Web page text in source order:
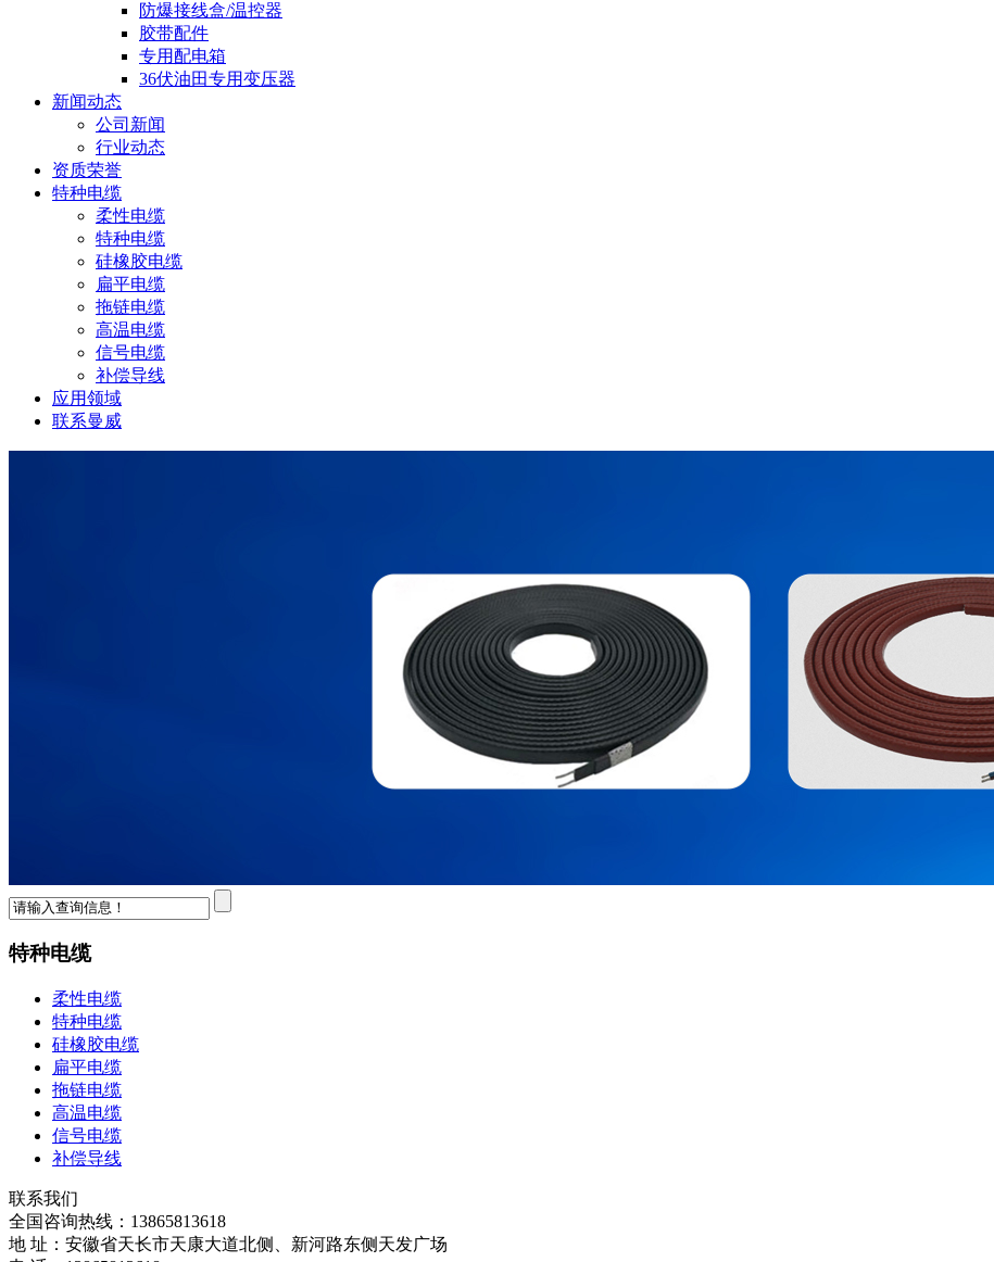
防爆接线盒/温控器
胶带配件
专用配电箱
36伏油田专用变压器
新闻动态
公司新闻
行业动态
资质荣誉
特种电缆
柔性电缆
特种电缆
硅橡胶电缆
扁平电缆
拖链电缆
高温电缆
信号电缆
补偿导线
应用领域
联系曼威
特种电缆
柔性电缆
特种电缆
硅橡胶电缆
扁平电缆
拖链电缆
高温电缆
信号电缆
补偿导线
联系我们
全国咨询热线： 13865813618
地 址：安徽省天长市天康大道北侧、新河路东侧天发广场